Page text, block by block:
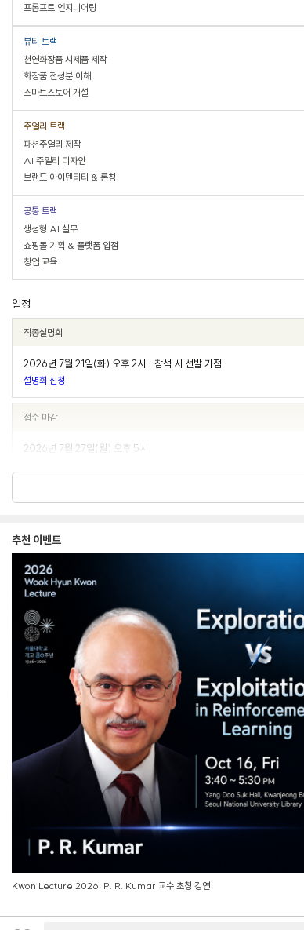
프롬프트 엔지니어링
뷰티 트랙
천연화장품 시제품 제작
화장품 전성분 이해
스마트스토어 개설
주얼리 트랙
패션주얼리 제작
AI 주얼리 디자인
브랜드 아이덴티티 & 론칭
공통 트랙
생성형 AI 실무
쇼핑몰 기획 & 플랫폼 입점
창업 교육
일정
직종설명회
2026년 7월 21일(화) 오후 2시 · 참석 시 선발 가점
설명회 신청
접수 마감
2026년 7월 27일(월) 오후 5시
면접
7월 29일~30일 중 (개별 공지)
최종 발표
7월 31일(금) 오후 5시
8월 4일(월) ~ 9월 16일(화) · 매주 월~금 09:30~13:30 · 총 124시간
교육 장소
종로여성인력개발센터 3층 (혜화역 3번출구 도보 5분)
교육비 전액 무료 실습재료비 전액 지원
신청 방법
추천 이벤트
Kwon Lecture 2026: P. R. Kumar 교수 초청 강연